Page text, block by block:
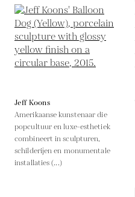
Jeff Koons
Amerikaanse kunstenaar die
popcultuur en luxe-esthetiek
combineert in sculpturen,
schilderijen en monumentale
installaties (...)